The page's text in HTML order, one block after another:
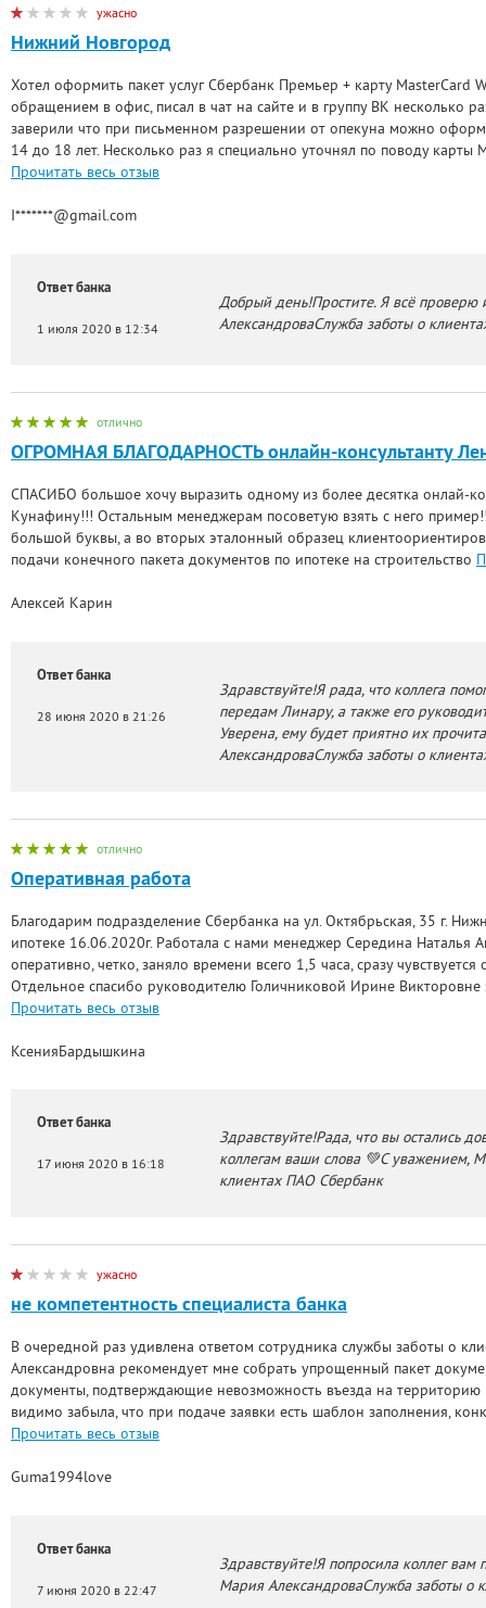
ужасно
Нижний Новгород
Хотел оформить пакет услуг Сбербанк Премьер + карту MasterCard
обращением в офис, писал в чат на сайте и в группу ВК несколько
заверили что при письменном разрешении от опекуна можно
14 до 18 лет. Несколько раз я специально уточнял по поводу карты
Прочитать весь отзыв
I*******@gmail.com
Ответ банка
1 июля 2020 в 12:34
Добрый день!Простите. Я всё
АлександроваСлужба заботы о
отлично
ОГРОМНАЯ БЛАГОДАРНОСТЬ онлайн-консультанту
СПАСИБО большое хочу выразить одному из более десятка онлай-
Кунафину!!! Остальным менеджерам посоветую взять с него
большой буквы, а во вторых эталонный образец
подачи конечного пакета документов по ипотеке на строительство
Алексей Карин
Ответ банка
28 июня 2020 в 21:26
Здравствуйте!Я рада, что коллега
передам Линару, а также его
Уверена, ему будет приятно их
АлександроваСлужба заботы о
отлично
Оперативная работа
Благодарим подразделение Сбербанка на ул. Октябрьская, 35 г.
ипотеке 16.06.2020г. Работала с нами менеджер Середина Наталья
оперативно, четко, заняло времени всего 1,5 часа, сразу
Отдельное спасибо руководителю Голичниковой Ирине
Прочитать весь отзыв
КсенияБардышкина
Ответ банка
17 июня 2020 в 16:18
Здравствуйте!Рада, что вы остались
коллегам ваши слова 💚С уважением,
клиентах ПАО Сбербанк
ужасно
не компетентность специалиста банка
В очередной раз удивлена ответом сотрудника службы заботы о
Александровна рекомендует мне собрать упрощенный пакет
документы, подтверждающие невозможность въезда на
видимо забыла, что при подаче заявки есть шаблон заполнения,
Прочитать весь отзыв
Guma1994love
Ответ банка
7 июня 2020 в 22:47
Здравствуйте!Я попросила коллег вам
Мария АлександроваСлужба заботы о